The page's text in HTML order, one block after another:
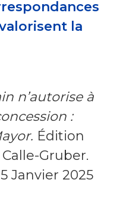
la
n’autorise à
:
Édition
Gruber.
Janvier 2025